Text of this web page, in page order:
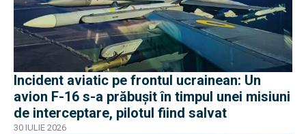
Incident aviatic pe frontul ucrainean: Un
avion F-16 s-a prăbușit în timpul unei misiuni
de interceptare, pilotul fiind salvat
30 IULIE 2026